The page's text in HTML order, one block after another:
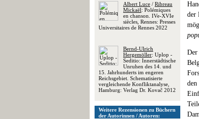
Albert Luce / Ribreau
Mickaël: Polémiques
en chanson. IVe-XVIe
siècles, Rennes: Presses
Universitaires de Rennes 2022
Bernd-Ulrich
Hergemöller: Uplop -
Seditio: Innerstädtische
Unruhen des 14. und
15. Jahrhunderts im engeren
Reichsgebiet. Schematisierte
vergleichende Konfliktanalyse,
Hamburg: Verlag Dr. Kovač 2012
Weitere Rezensionen zu Büchern
der Autorinnen / Autoren:
der
Der
den